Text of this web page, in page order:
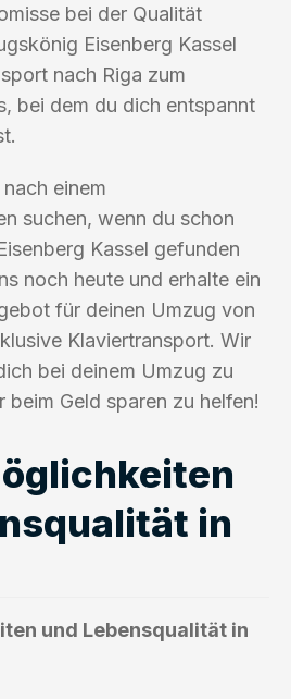
bei der Qualität
Eisenberg Kassel
nach Riga zum
bei dem du dich entspannt
einem
suchen, wenn du schon
Kassel gefunden
noch heute und erhalte ein
für deinen Umzug von
Klaviertransport. Wir
bei deinem Umzug zu
beim Geld sparen zu helfen!
in
und Lebensqualität in